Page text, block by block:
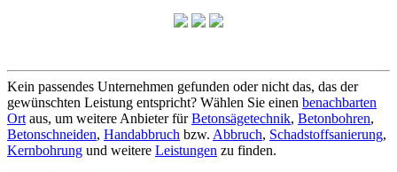
Kein passendes Unternehmen gefunden oder nicht das, das der
gewünschten Leistung entspricht? Wählen Sie einen benachbarten
Ort aus, um weitere Anbieter fürBetonsägetechnik, Betonbohren,
Betonschneiden, Handabbruch bzw. Abbruch, Schadstoffsanierung,
Kernbohrung und weitere Leistungen zu finden.